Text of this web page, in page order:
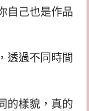
自己也是作品
透過不同時間
的樣貌，真的